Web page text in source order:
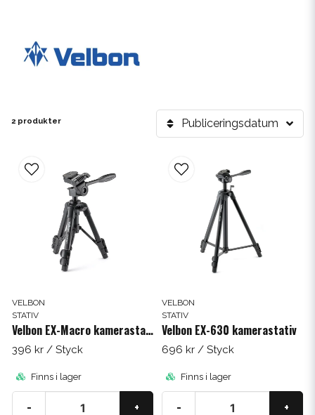
2 produkter Publiceringsdatum
VELBON
STATIV
Velbon EX-Macro kamerastativ
396 kr / Styck
Finns i lager
- +
VELBON
STATIV
Velbon EX-630 kamerastativ
696 kr / Styck
Finns i lager
- +